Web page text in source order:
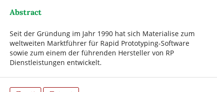
Abstract
Seit der Gründung im Jahr 1990 hat sich Materialise zum
weltweiten Marktführer für Rapid Prototyping-Software
sowie zum einem der führenden Hersteller von RP
Dienstleistungen entwickelt.